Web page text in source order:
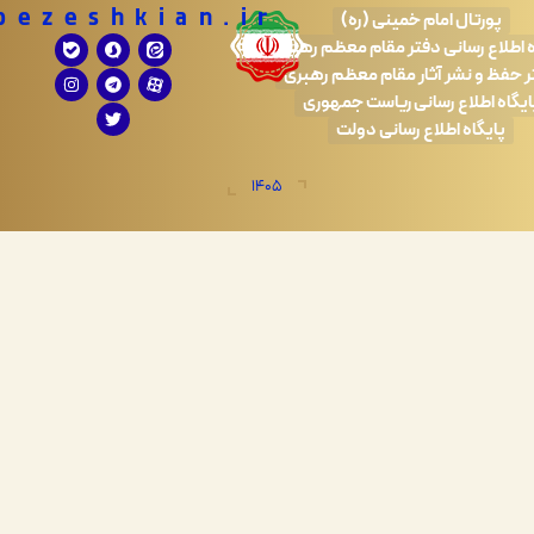
امام خمینی (ره)
رسانی دفتر مقام معظم رهبری
آثار مقام معظم رهبری
رسانی ریاست جمهوری
اطلاع رسانی دولت
Drpezeshkian.ir